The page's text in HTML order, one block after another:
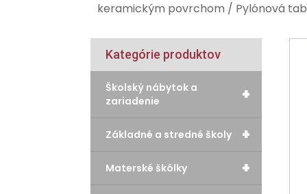
keramickým povrchom / Pylónová
Kategórie produktov
+
Školský nábytok a
zariadenie
+
Základné a stredné školy
+
Materské škôlky